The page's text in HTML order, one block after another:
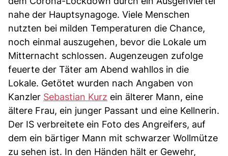
nahe der Hauptsynagoge. Viele Menschen
nutzten bei milden Temperaturen die Chance,
noch einmal auszugehen, bevor die Lokale um
Mitternacht schlossen. Augenzeugen zufolge
feuerte der Täter am Abend wahllos in die
Lokale. Getötet wurden nach Angaben von
Kanzler Sebastian Kurz ein älterer Mann, eine
ältere Frau, ein junger Passant und eine Kellnerin.
Der IS verbreitete ein Foto des Angreifers, auf
dem ein bärtiger Mann mit schwarzer Wollmütze
zu sehen ist. In den Händen hält er Gewehr,